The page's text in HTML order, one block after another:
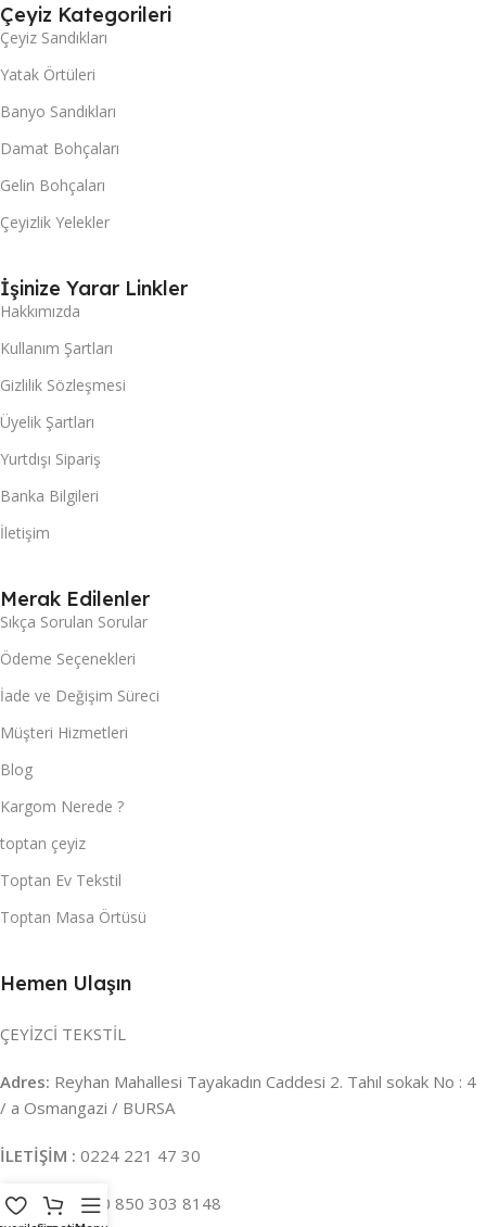
Çeyiz Kategorileri
Çeyiz Sandıkları
Yatak Örtüleri
Banyo Sandıkları
Damat Bohçaları
Gelin Bohçaları
Çeyizlik Yelekler
İşinize Yarar Linkler
Hakkımızda
Kullanım Şartları
Gizlilik Sözleşmesi
Üyelik Şartları
Yurtdışı Sipariş
Banka Bilgileri
İletişim
Merak Edilenler
Sıkça Sorulan Sorular
Ödeme Seçenekleri
İade ve Değişim Süreci
Müşteri Hizmetleri
Blog
Kargom Nerede ?
toptan çeyiz
Toptan Ev Tekstil
Toptan Masa Örtüsü
Hemen Ulaşın
ÇEYİZCİ TEKSTİL
Adres: Reyhan Mahallesi Tayakadın Caddesi 2. Tahıl sokak No : 4
/ a Osmangazi / BURSA
İLETİŞİM : 0224 221 47 30
WHATSAPP :0 850 303 8148